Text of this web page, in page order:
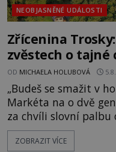
NEOBJASNĚNÉ UDÁLOSTI
Zřícenina
zvěstech o tajné
OD MICHAELA HOLUBOVÁ
„Budeš se smažit v
Markéta na o dvě
za chvíli slovní palbu
katolička, druhá
nich se usídlí na
ZOBRAZIT VÍCE